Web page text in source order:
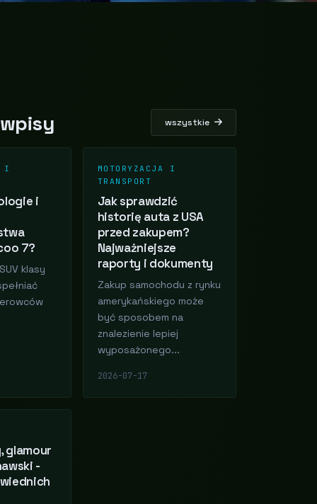
wszystkie
I
i
7?
klasy
MOTORYZACJA I
TRANSPORT
Jak sprawdzić
historię auta z USA
przed zakupem?
Najważniejsze
raporty i dokumenty
Zakup samochodu z rynku
amerykańskiego może
być sposobem na
znalezienie lepiej
wyposażonego...
2026-07-17
glamour
-